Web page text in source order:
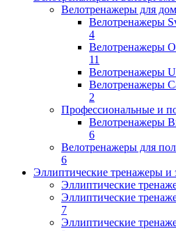
Велотренажеры для
Велотренажеры
4
Велотренажеры
11
Велотренажеры
Велотренажеры
2
Профессиональные и
Велотренажеры
6
Велотренажеры для
6
Эллиптические тренажеры и
Эллиптические
Эллиптические
7
Эллиптические